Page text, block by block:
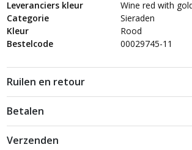
Leveranciers kleur
Wine red with
Categorie
Sieraden
Kleur
Rood
Bestelcode
00029745-11
Ruilen en retour
Betalen
Verzenden